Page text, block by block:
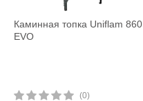
Каминная топка Uniflam 860
EVO
(0)